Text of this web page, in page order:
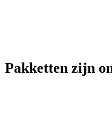
Pakketten zijn